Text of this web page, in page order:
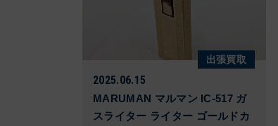
出張買取
2025.06.15
MARUMAN マルマン IC-517 ガ
スライター ライター ゴールドカ